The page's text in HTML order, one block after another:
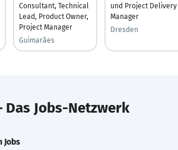
Consultant, Technical
Lead, Product Owner,
Project Manager
Guimarães
und Project Delivery
Manager
Dresden
Das Jobs-Netzwerk
Jobs